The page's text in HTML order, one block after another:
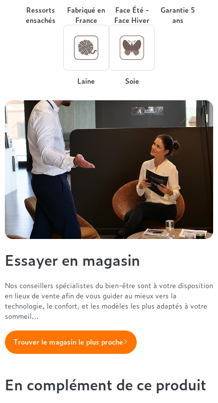
Ressorts
ensachés
Fabriqué en
France
Face Été -
Face Hiver
Garantie 5
ans
Laine Soie
Essayer en magasin
Nos conseillers spécialistes du bien-être sont à votre disposition
en lieux de vente afin de vous guider au mieux vers la
technologie, le confort, et les modèles les plus adaptés à votre
sommeil...
Trouver le magasin le plus proche
En complément de ce produit